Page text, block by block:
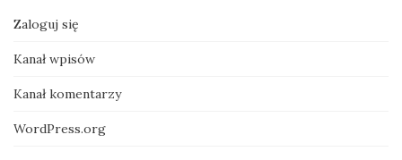
Zaloguj się
Kanał wpisów
Kanał komentarzy
WordPress.org